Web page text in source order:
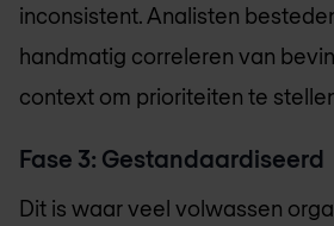
inconsistent. Analisten
handmatig correleren van
context om prioriteiten te
Fase 3: Gestandaardiseerd
Dit is waar veel volwassen